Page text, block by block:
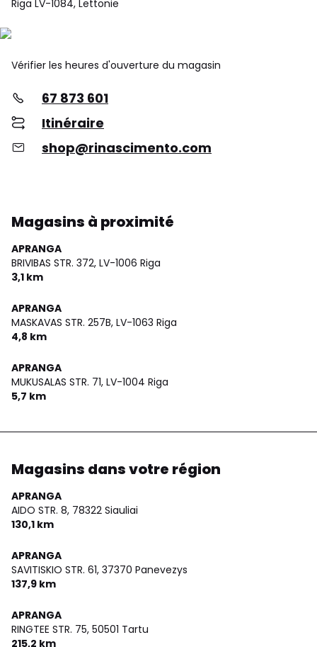
Riga LV-1084, Lettonie
Vérifier les heures d'ouverture du magasin
67 873 601
Itinéraire
shop@rinascimento.com
Magasins à proximité
APRANGA
BRIVIBAS STR. 372, LV-1006 Riga
3,1 km
APRANGA
MASKAVAS STR. 257B, LV-1063 Riga
4,8 km
APRANGA
MUKUSALAS STR. 71, LV-1004 Riga
5,7 km
Magasins dans votre région
APRANGA
AIDO STR. 8, 78322 Siauliai
130,1 km
APRANGA
SAVITISKIO STR. 61, 37370 Panevezys
137,9 km
APRANGA
RINGTEE STR. 75, 50501 Tartu
215,2 km